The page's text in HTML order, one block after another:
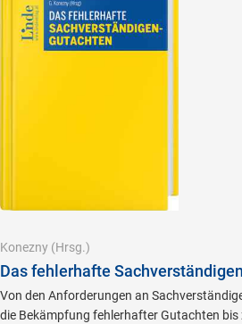
Konezny (Hrsg.)
Das fehlerhafte
Von den Anforderungen an
die Bekämpfung fehlerhafter Gutachten bis